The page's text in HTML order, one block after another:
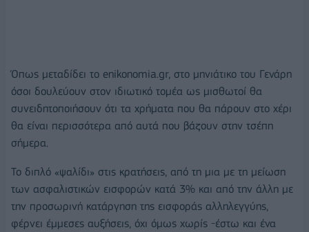
Όπως μεταδίδει το enikonomia.gr, στο μηνιάτικο του Γενάρη
όσοι δουλεύουν στον ιδιωτικό τομέα ως μισθωτοί θα
συνειδητοποιήσουν ότι τα χρήματα που θα πάρουν στο χέρι
θα είναι περισσότερα από αυτά που βάζουν στην τσέπη
σήμερα.
Το διπλό «ψαλίδι» στις κρατήσεις, από τη μια με τη μείωση
των ασφαλιστικών εισφορών κατά 3% και από την άλλη με
την προσωρινή κατάργηση της εισφοράς αλληλεγγύης,
φέρνει έμμεσες αυξήσεις, όχι όμως χωρίς -έστω και ένα